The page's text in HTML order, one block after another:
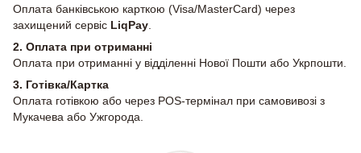
Оплата банківською карткою (Visa/MasterCard) через
захищений сервіс LiqPay
2. Оплата при отриманні
Оплата при отриманні у відділенні Нової Пошти або Укрпошти.
3. Готівка/Картка
Оплата готівкою або через POS-термінал при самовивозі з
Мукачева або Ужгорода.